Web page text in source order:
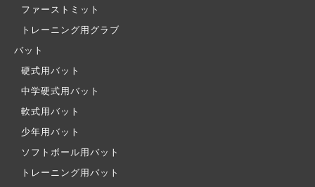
ファーストミット
トレーニング用グラブ
バット
硬式用バット
中学硬式用バット
軟式用バット
少年用バット
ソフトボール用バット
トレーニング用バット